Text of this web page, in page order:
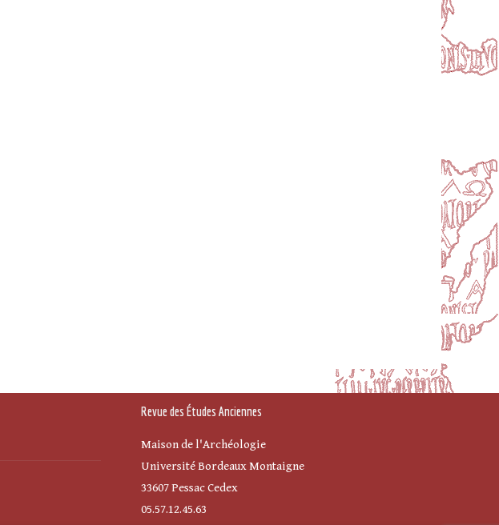
Revue des Études Anciennes
Maison de l'Archéologie
Université Bordeaux Montaigne
33607 Pessac Cedex
05.57.12.45.63